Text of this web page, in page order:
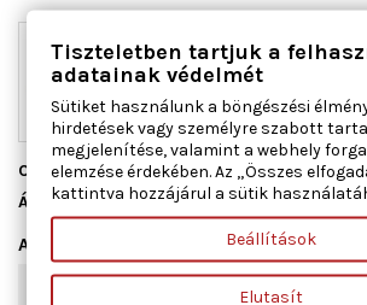
Cikkszám 01.4545
Állapot Új
Adatlap
bal első
Tiszteletben tartjuk a
adatainak védelmét
Sütiket használunk a böngészési
hirdetések vagy személyre szabott
megjelenítése, valamint a webhely
elemzése érdekében. Az „Összes
kattintva hozzájárul a sütik
Beállítások
Elutasít